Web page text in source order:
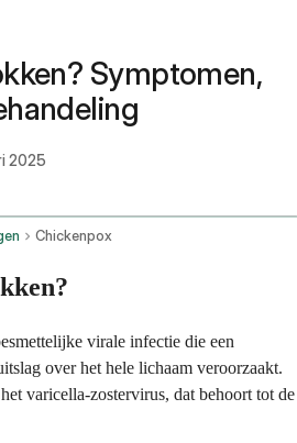
Symptomen,
2025
Chickenpox
virale infectie die een
over het hele lichaam veroorzaakt.
varicella-zostervirus, dat behoort tot de